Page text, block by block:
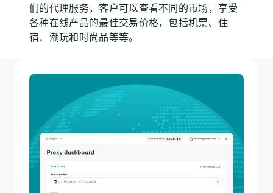
们的代理服务，客户可以查看不同的市场，享受
各种在线产品的最佳交易价格，包括机票、住
宿、潮玩和时尚品等等。